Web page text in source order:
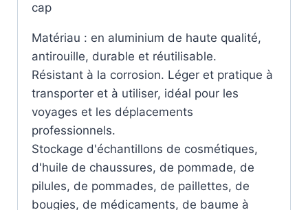
cap
Matériau : en aluminium de haute qualité,
antirouille, durable et réutilisable.
Résistant à la corrosion. Léger et pratique à
transporter et à utiliser, idéal pour les
voyages et les déplacements
professionnels.
Stockage d'échantillons de cosmétiques,
d'huile de chaussures, de pommade, de
pilules, de pommades, de paillettes, de
bougies, de médicaments, de baume à